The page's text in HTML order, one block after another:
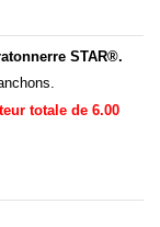
STAR®.
totale de 6.00